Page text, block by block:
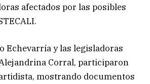
afectados por las posibles
Echevarría y las legisladoras
Corral, participaron
mostrando documentos